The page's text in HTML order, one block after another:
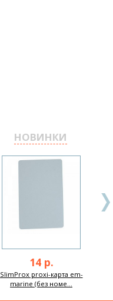
НОВИНКИ
14 р.
SlimProx proxi-карта em-
marine (без номе...